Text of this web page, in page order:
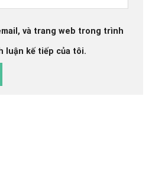
và trang web trong trình
luận kế tiếp của tôi.